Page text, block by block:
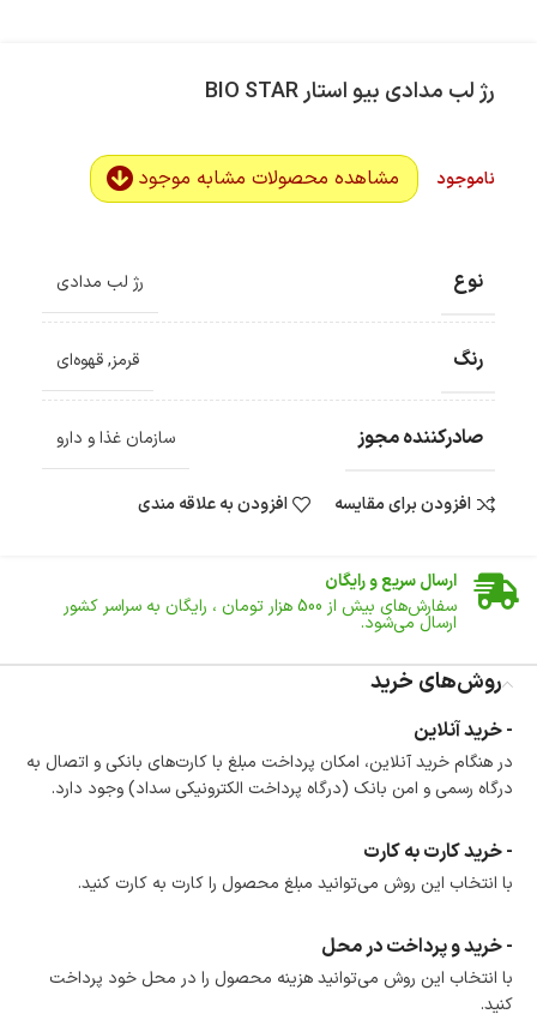
رژ لب مدادی بیو استار BIO STAR
ناموجود مشاهده محصولات مشابه موجود
نوع رژ لب مدادی
رنگ قرمز,قهوه‌ای
صادرکننده مجوز سازمان غذا و دارو
افزودن برای مقایسه افزودن به علاقه مندی
ضمانت اصالت کالا
ارسال سریع و رایگان
سفارش‌های بیش از 500 هزار تومان ، رایگان به سراسر کشور
ارسال می‌شود.
تا 14 روز پس از تحویل کالا می‌توانید آن را برگشت دهید.
امکان پرداخت در محل
در هنگام خرید محصول، امکان انتخاب پرداخت در محل
وجود دارد.
امکان پرداخت اقساطی
است.
ضمانت اصالت کالا
گارانتی معتبر برای تمامی محصولات ارائه می‌شود.
روش‌های خرید
- خرید آنلاین
در هنگام خرید آنلاین، امکان پرداخت مبلغ با کارت‌های بانکی و اتصال به
درگاه رسمی و امن بانک (درگاه پرداخت الکترونیکی سداد) وجود دارد.
- خرید کارت به کارت
با انتخاب این روش می‌توانید مبلغ محصول را کارت به کارت کنید.
- خرید و پرداخت در محل
با انتخاب این روش می‌توانید هزینه محصول را در محل خود پرداخت
کنید.